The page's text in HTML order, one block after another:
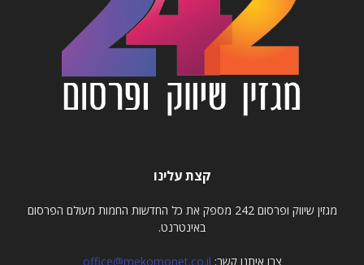
קצת עלינו
מגזין שיווק ופרסום 242 מספק את כל החדשות החמות מעולם הפרסום
באינטרנט.
צרו איתנו קשר: office@mekomonet.co.il